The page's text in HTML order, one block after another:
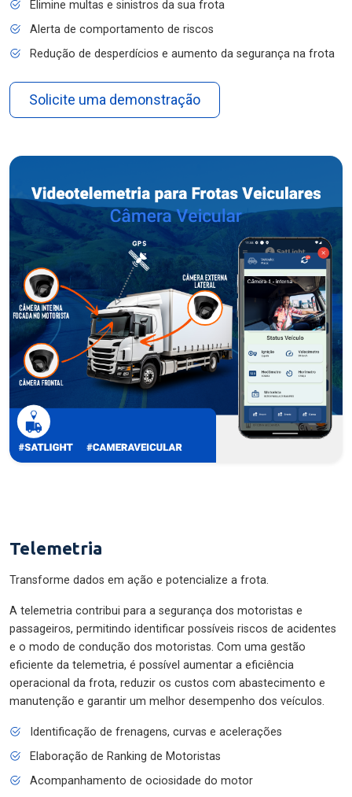
Elimine multas e sinistros da sua frota
Alerta de comportamento de riscos
Redução de desperdícios e aumento da segurança na frota
Solicite uma demonstração
Telemetria
Transforme dados em ação e potencialize a frota.
A telemetria contribui para a segurança dos motoristas e
passageiros, permitindo identificar possíveis riscos de acidentes
e o modo de condução dos motoristas. Com uma gestão
eficiente da telemetria, é possível aumentar a eficiência
operacional da frota, reduzir os custos com abastecimento e
manutenção e garantir um melhor desempenho dos veículos.
Identificação de frenagens, curvas e acelerações
Elaboração de Ranking de Motoristas
Acompanhamento de ociosidade do motor